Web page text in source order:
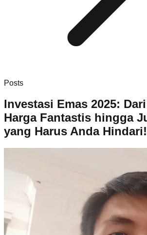
Posts
Investasi Emas 2025:
Harga Fantastis hingga
yang Harus Anda Hindari!